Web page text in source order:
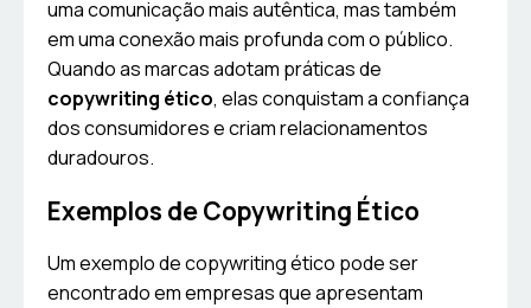
uma comunicação mais autêntica, mas também
em uma conexão mais profunda com o público.
Quando as marcas adotam práticas de
copywriting ético, elas conquistam a confiança
dos consumidores e criam relacionamentos
duradouros.
Exemplos de Copywriting Ético
Um exemplo de copywriting ético pode ser
encontrado em empresas que apresentam